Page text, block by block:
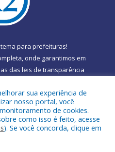
para prefeituras!
onde garantimos em
das leis de transparência
Pública
sua experiência de
nosso portal, você
de cookies.
como isso é feito, acesse
). Se você concorda, clique em